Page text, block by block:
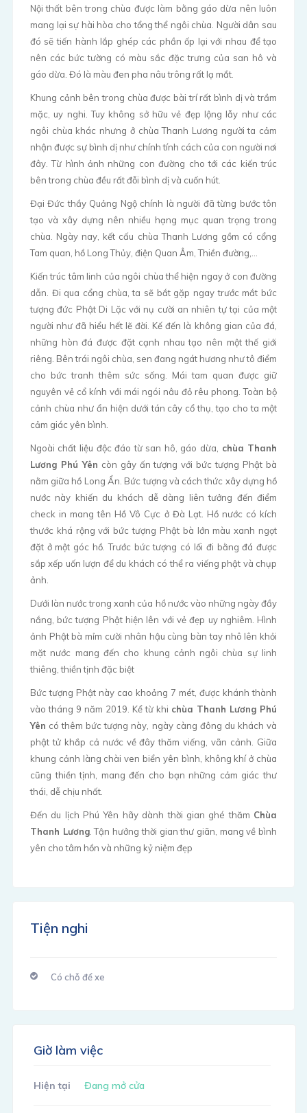
Nội thất bên trong chùa được làm bằng gáo dừa nên luôn
mang lại sự hài hòa cho tổng thể ngôi chùa. Người dân sau
đó sẽ tiến hành lắp ghép các phần ốp lại với nhau để tạo
nên các bức tường có màu sắc đặc trưng của san hô và
gáo dừa. Đó là màu đen pha nâu trông rất lạ mắt.
Khung cảnh bên trong chùa được bài trí rất bình dị và trầm
mặc, uy nghi. Tuy không sở hữu vẻ đẹp lộng lẫy như các
ngôi chùa khác nhưng ở chùa Thanh Lương người ta cảm
nhận được sự bình dị như chính tính cách của con người nơi
đây. Từ hình ảnh những con đường cho tới các kiến trúc
bên trong chùa đều rất đỗi bình dị và cuốn hút.
Đại Đức thầy Quảng Ngộ chính là người đã từng bước tôn
tạo và xây dựng nên nhiều hạng mục quan trọng trong
chùa. Ngày nay, kết cấu chùa Thanh Lương gồm có cổng
Tam quan, hồ Long Thủy, điện Quan Âm, Thiền đường,…
Kiến trúc tâm linh của ngôi chùa thể hiện ngay ở con đường
dẫn. Đi qua cổng chùa, ta sẽ bắt gặp ngay trước mắt bức
tượng đức Phật Di Lặc với nụ cười an nhiên tự tại của một
người như đã hiểu hết lẽ đời. Kế đến là không gian của đá,
những hòn đá được đặt cạnh nhau tạo nên một thế giới
riêng. Bên trái ngôi chùa, sen đang ngát hương như tô điểm
cho bức tranh thêm sức sống. Mái tam quan được giữ
nguyên vẻ cổ kính với mái ngói nâu đỏ rêu phong. Toàn bộ
cảnh chùa như ẩn hiện dưới tán cây cổ thụ, tạo cho ta một
cảm giác yên bình.
Ngoài chất liệu độc đáo từ san hô, gáo dừa, chùa Thanh
Lương Phú Yên còn gây ấn tượng với bức tượng Phật bà
nằm giữa hồ Long Ẩn. Bức tượng và cách thức xây dựng hồ
nước này khiến du khách dễ dàng liên tưởng đến điểm
check in mang tên Hồ Vô Cực ở Đà Lạt. Hồ nước có kích
thước khá rộng với bức tượng Phật bà lớn màu xanh ngọt
đặt ở một góc hồ. Trước bức tượng có lối đi bằng đá được
sắp xếp uốn lượn để du khách có thể ra viếng phật và chụp
ảnh.
Dưới làn nước trong xanh của hồ nước vào những ngày đầy
nắng, bức tượng Phật hiện lên với vẻ đẹp uy nghiêm. Hình
ảnh Phật bà mỉm cười nhân hậu cùng bàn tay nhô lên khỏi
mặt nước mang đến cho khung cảnh ngôi chùa sự linh
thiêng, thiền tịnh đặc biệt
Bức tượng Phật này cao khoảng 7 mét, được khánh thành
vào tháng 9 năm 2019. Kể từ khi chùa Thanh Lương Phú
Yên có thêm bức tượng này, ngày càng đông du khách và
phật tử khắp cả nước về đây thăm viếng, vãn cảnh. Giữa
khung cảnh làng chài ven biển yên bình, không khí ở chùa
cũng thiền tịnh, mang đến cho bạn những cảm giác thư
thái, dễ chịu nhất.
Đến du lịch Phú Yên hãy dành thời gian ghé thăm Chùa
Thanh Lương. Tận hưởng thời gian thư giãn, mang về bình
yên cho tâm hồn và những kỷ niệm đẹp
Tiện nghi
Có chỗ để xe
Giờ làm việc
Hiện tại Đang mở cửa